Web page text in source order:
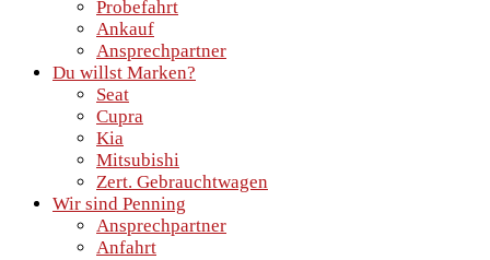
Probefahrt
Ankauf
Ansprechpartner
Du willst Marken?
Seat
Cupra
Kia
Mitsubishi
Zert. Gebrauchtwagen
Wir sind Penning
Ansprechpartner
Anfahrt